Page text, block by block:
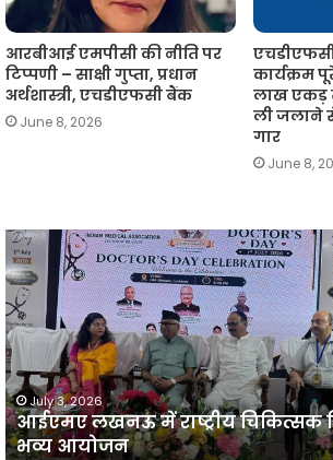
आरबीआई एमपीसी की नीति पर
टिप्पणी – साक्षी गुप्ता, प्रधान
अर्थशास्त्री, एचडीएफसी बैंक
June 8, 2026
एचडीएफसी
कार्यक्रम
लाख एकड़
ली जलाने
गार
June 8,
आईएमए
लखनऊ
में
राष्ट्रीय
चिकित्सक
दिवस
समारोह
का
भव्य
आयोजन
July 3, 2026
आईएमए लखनऊ में राष्ट्रीय चिकित्सक
भव्य आयोजन